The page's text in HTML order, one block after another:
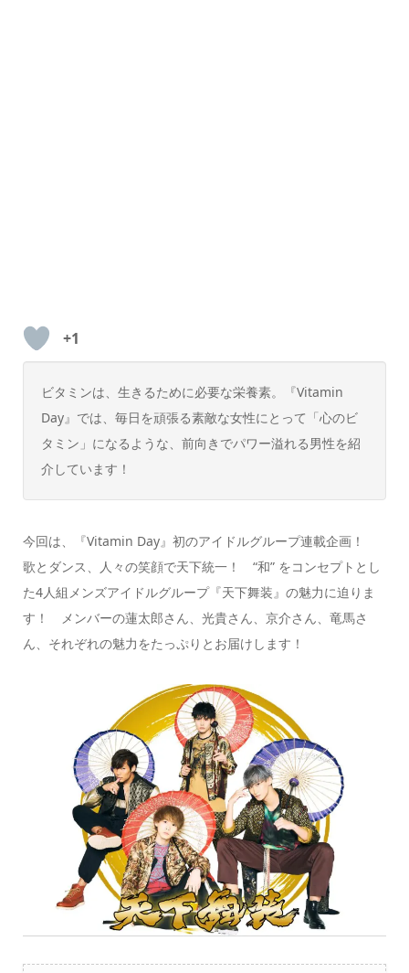
+1
ビタミンは、生きるために必要な栄養素。『Vitamin
Day』では、毎日を頑張る素敵な女性にとって「心のビ
タミン」になるような、前向きでパワー溢れる男性を紹
介しています！
今回は、『Vitamin Day』初のアイドルグループ連載企画！
歌とダンス、人々の笑顔で天下統一！ “和” をコンセプトとし
た4人組メンズアイドルグループ『天下舞装』の魅力に迫りま
す！ メンバーの蓮太郎さん、光貴さん、京介さん、竜馬さ
ん、それぞれの魅力をたっぷりとお届けします！